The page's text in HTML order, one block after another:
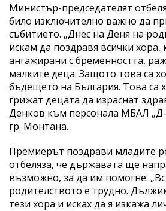
Министър-председателят
било изключително важно да
събитието. „Днес на Деня на
искам да поздравя всички хора,
ангажирани с бременността,
малките деца. Защото това са
бъдещето на България. Това са
грижат децата да израснат
Денков към персонала МБАЛ
гр. Монтана.
Премиерът поздрави младите
отбеляза, че държавата ще
възможно, за да им помогне.
родителството е трудно.
тези хора и исках да я изкажа